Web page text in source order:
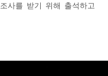
사를 받기 위해 출석하고